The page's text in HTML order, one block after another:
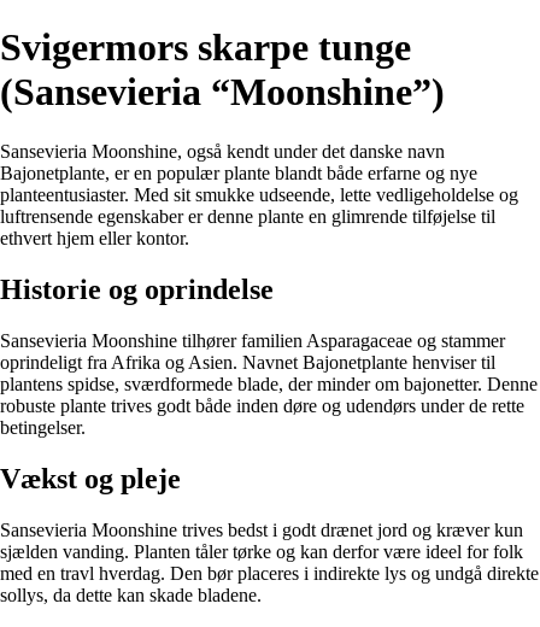
Svigermors skarpe tunge
(Sansevieria “Moonshine”)
Sansevieria Moonshine, også kendt under det danske navn
Bajonetplante, er en populær plante blandt både erfarne og nye
planteentusiaster. Med sit smukke udseende, lette vedligeholdelse og
luftrensende egenskaber er denne plante en glimrende tilføjelse til
ethvert hjem eller kontor.
Historie og oprindelse
Sansevieria Moonshine tilhører familien Asparagaceae og stammer
oprindeligt fra Afrika og Asien. Navnet Bajonetplante henviser til
plantens spidse, sværdformede blade, der minder om bajonetter. Denne
robuste plante trives godt både inden døre og udendørs under de rette
betingelser.
Vækst og pleje
Sansevieria Moonshine trives bedst i godt drænet jord og kræver kun
sjælden vanding. Planten tåler tørke og kan derfor være ideel for folk
med en travl hverdag. Den bør placeres i indirekte lys og undgå direkte
sollys, da dette kan skade bladene.